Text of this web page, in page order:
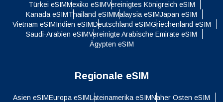
Türkei eSIMMexiko eSIMVereinigtes Königreich eSIM
Kanada eSIMThailand eSIMMalaysia eSIMJapan eSIM
Vietnam eSIMIndien eSIMDeutschland eSIMGriechenland eSIM
Saudi-Arabien eSIMVereinigte Arabische Emirate eSIM
Ägypten eSIM
Regionale eSIM
Asien eSIMEuropa eSIMLateinamerika eSIMNaher Osten eSIM